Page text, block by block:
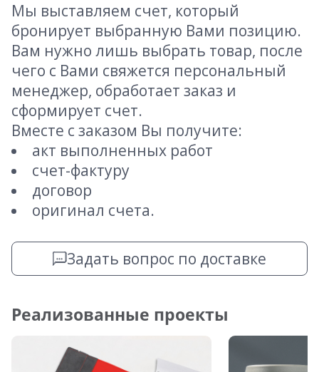
Мы выставляем счет, который
бронирует выбранную Вами позицию.
Вам нужно лишь выбрать товар, после
чего с Вами свяжется персональный
менеджер, обработает заказ и
сформирует счет.
Вместе с заказом Вы получите:
акт выполненных работ
счет-фактуру
договор
оригинал счета.
Задать вопрос по доставке
Реализованные проекты